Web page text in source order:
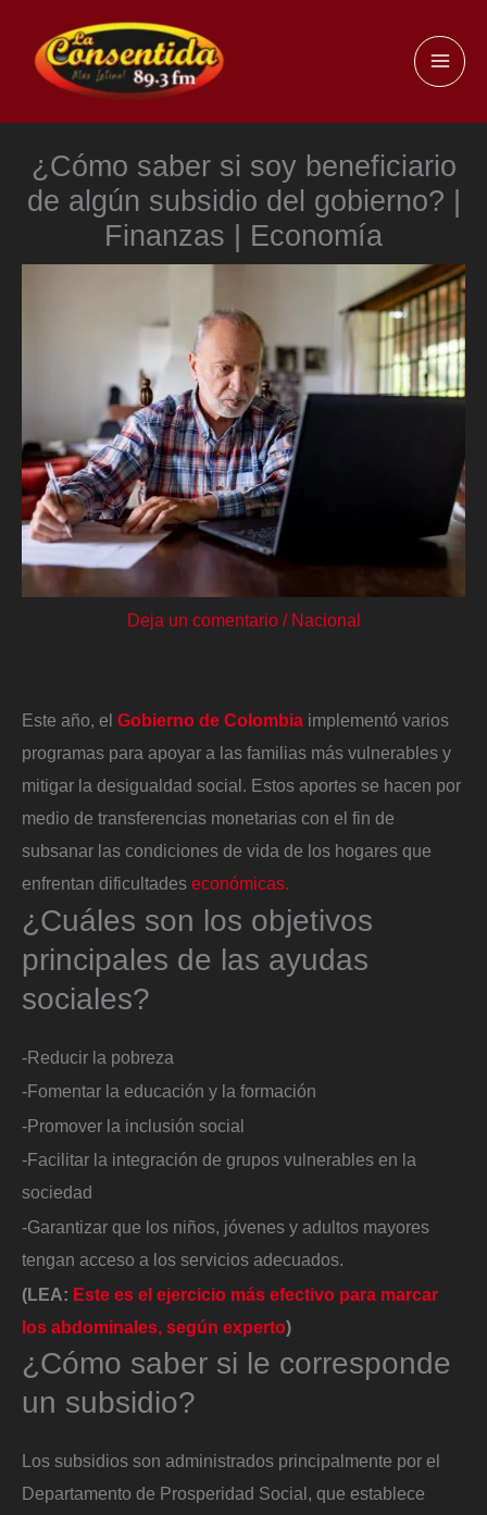
contenido
¿Cómo saber si soy beneficiario
de algún subsidio del gobierno? |
Finanzas | Economía
Deja un comentario / Nacional
Este año, el Gobierno de Colombia implementó varios
programas para apoyar a las familias más vulnerables y
mitigar la desigualdad social. Estos aportes se hacen por
medio de transferencias monetarias con el fin de
subsanar las condiciones de vida de los hogares que
enfrentan dificultades económicas.
¿Cuáles son los objetivos
principales de las ayudas
sociales?
-Reducir la pobreza
-Fomentar la educación y la formación
-Promover la inclusión social
-Facilitar la integración de grupos vulnerables en la
sociedad
-Garantizar que los niños, jóvenes y adultos mayores
tengan acceso a los servicios adecuados.
(LEA: Este es el ejercicio más efectivo para marcar
los abdominales, según experto)
¿Cómo saber si le corresponde
un subsidio?
Los subsidios son administrados principalmente por el
Departamento de Prosperidad Social, que establece